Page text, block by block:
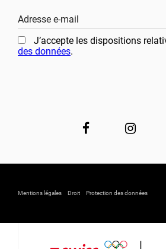
Adresse e-mail
J’accepte les dispositions
des données.
Mentions légales Droit Protection des données